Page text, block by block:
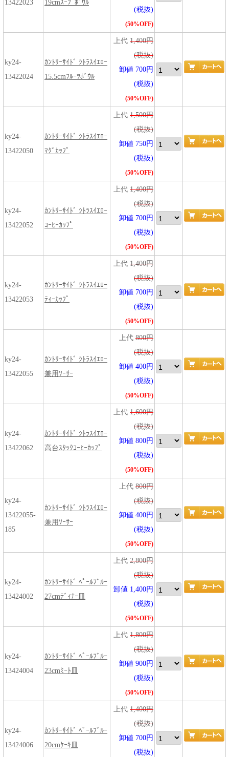
13422023
19cmｽｰﾌﾟﾎﾞｳﾙ
(税抜)
(50%OFF)
ky24-
13422024
ｶﾝﾄﾘｰｻｲﾄﾞ ｼﾄﾗｽｲｴﾛｰ
15.5cmﾌﾙｰﾂﾎﾞｳﾙ
上代 1,400円
(税抜)
卸値 700円
(税抜)
(50%OFF)
ky24-
13422050
ｶﾝﾄﾘｰｻｲﾄﾞ ｼﾄﾗｽｲｴﾛｰ
ﾏｸﾞｶｯﾌﾟ
上代 1,500円
(税抜)
卸値 750円
(税抜)
(50%OFF)
ky24-
13422052
ｶﾝﾄﾘｰｻｲﾄﾞ ｼﾄﾗｽｲｴﾛｰ
ｺｰﾋｰｶｯﾌﾟ
上代 1,400円
(税抜)
卸値 700円
(税抜)
(50%OFF)
ky24-
13422053
ｶﾝﾄﾘｰｻｲﾄﾞ ｼﾄﾗｽｲｴﾛｰ
ﾃｨｰｶｯﾌﾟ
上代 1,400円
(税抜)
卸値 700円
(税抜)
(50%OFF)
ky24-
13422055
ｶﾝﾄﾘｰｻｲﾄﾞ ｼﾄﾗｽｲｴﾛｰ
兼用ｿｰｻｰ
上代 800円
(税抜)
卸値 400円
(税抜)
(50%OFF)
ky24-
13422062
ｶﾝﾄﾘｰｻｲﾄﾞ ｼﾄﾗｽｲｴﾛｰ
高台ｽﾀｯｸｺｰﾋｰｶｯﾌﾟ
上代 1,600円
(税抜)
卸値 800円
(税抜)
(50%OFF)
ky24-
13422055-
185
ｶﾝﾄﾘｰｻｲﾄﾞ ｼﾄﾗｽｲｴﾛｰ
兼用ｿｰｻｰ
上代 800円
(税抜)
卸値 400円
(税抜)
(50%OFF)
ky24-
13424002
ｶﾝﾄﾘｰｻｲﾄﾞ ﾍﾟｰﾙﾌﾞﾙｰ
27cmﾃﾞｨﾅｰ皿
上代 2,800円
(税抜)
卸値 1,400円
(税抜)
(50%OFF)
ky24-
13424004
ｶﾝﾄﾘｰｻｲﾄﾞ ﾍﾟｰﾙﾌﾞﾙｰ
23cmﾐｰﾄ皿
上代 1,800円
(税抜)
卸値 900円
(税抜)
(50%OFF)
ky24-
13424006
ｶﾝﾄﾘｰｻｲﾄﾞ ﾍﾟｰﾙﾌﾞﾙｰ
20cmｹｰｷ皿
上代 1,400円
(税抜)
卸値 700円
(税抜)